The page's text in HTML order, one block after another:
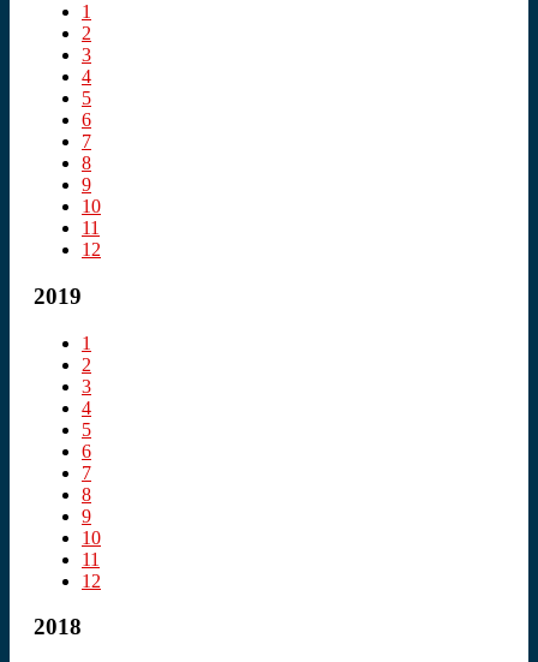
1
2
3
4
5
6
7
8
9
10
11
12
2019
1
2
3
4
5
6
7
8
9
10
11
12
2018